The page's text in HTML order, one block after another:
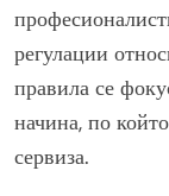
регулации
правила се
начина, по
сервиза.